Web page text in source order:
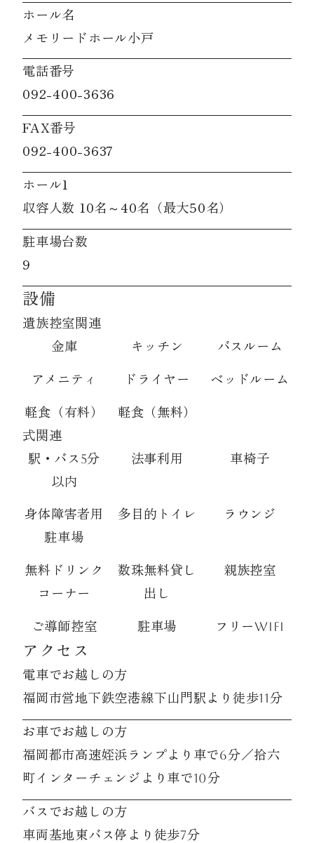
ホール名
メモリードホール小戸
電話番号
092-400-3636
FAX番号
092-400-3637
ホール1
収容人数 10名～40名（最大50名）
駐車場台数
9
設備
遺族控室関連
金庫
キッチン バスルーム
アメニティ ドライヤー ベッドルーム
軽食（有料）
軽食（無料）
式関連
駅・バス5分
以内
法事利用 車椅子
身体障害者用
駐車場
多目的トイレ ラウンジ
無料ドリンク
コーナー
数珠無料貸し
出し
親族控室
ご導師控室 駐車場 フリーwifi
アクセス
電車でお越しの方
福岡市営地下鉄空港線下山門駅より徒歩11分
お車でお越しの方
福岡都市高速姪浜ランプより車で6分／拾六
町インターチェンジより車で10分
バスでお越しの方
車両基地東バス停より徒歩7分